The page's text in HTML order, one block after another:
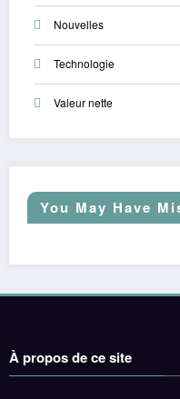
Nouvelles
Technologie
Valeur nette
You May Have
À propos de ce site